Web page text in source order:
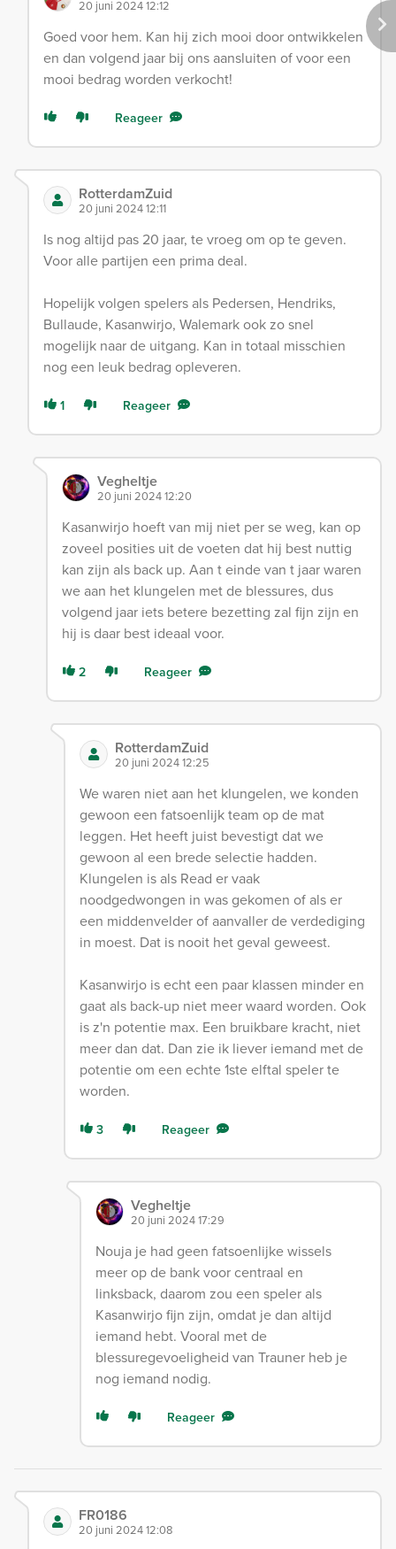
20 juni 2024 12:12
Goed voor hem. Kan hij zich mooi door ontwikkelen
en dan volgend jaar bij ons aansluiten of voor een
mooi bedrag worden verkocht!
Reageer
RotterdamZuid
20 juni 2024 12:11
Is nog altijd pas 20 jaar, te vroeg om op te geven.
Voor alle partijen een prima deal.
Hopelijk volgen spelers als Pedersen, Hendriks,
Bullaude, Kasanwirjo, Walemark ook zo snel
mogelijk naar de uitgang. Kan in totaal misschien
nog een leuk bedrag opleveren.
1 Reageer
Vegheltje
20 juni 2024 12:20
Kasanwirjo hoeft van mij niet per se weg, kan op
zoveel posities uit de voeten dat hij best nuttig
kan zijn als back up. Aan t einde van t jaar waren
we aan het klungelen met de blessures, dus
volgend jaar iets betere bezetting zal fijn zijn en
hij is daar best ideaal voor.
2 Reageer
RotterdamZuid
20 juni 2024 12:25
We waren niet aan het klungelen, we konden
gewoon een fatsoenlijk team op de mat
leggen. Het heeft juist bevestigt dat we
gewoon al een brede selectie hadden.
Klungelen is als Read er vaak
noodgedwongen in was gekomen of als er
een middenvelder of aanvaller de verdediging
in moest. Dat is nooit het geval geweest.
Kasanwirjo is echt een paar klassen minder en
gaat als back-up niet meer waard worden. Ook
is z'n potentie max. Een bruikbare kracht, niet
meer dan dat. Dan zie ik liever iemand met de
potentie om een echte 1ste elftal speler te
worden.
3 Reageer
Vegheltje
20 juni 2024 17:29
Nouja je had geen fatsoenlijke wissels
meer op de bank voor centraal en
linksback, daarom zou een speler als
Kasanwirjo fijn zijn, omdat je dan altijd
iemand hebt. Vooral met de
blessuregevoeligheid van Trauner heb je
nog iemand nodig.
Reageer
FR0186
20 juni 2024 12:08